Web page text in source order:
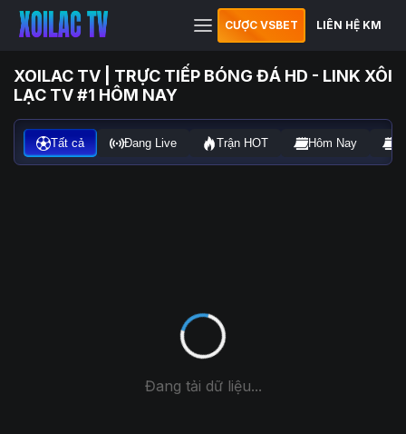
CƯỢC VSBET LIÊN HỆ KM
XOILAC TV | TRỰC TIẾP BÓNG ĐÁ HD - LINK XÔI
LẠC TV #1 HÔM NAY
Tất cả Đang Live Trận HOT Hôm Nay
Đang tải dữ liệu...